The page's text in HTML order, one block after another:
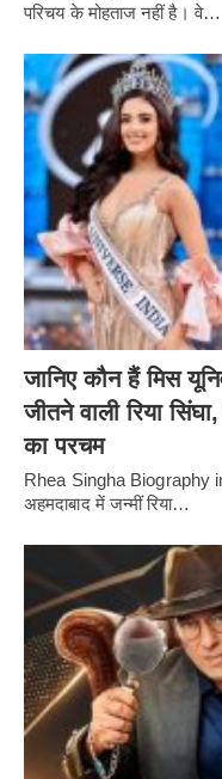
परिचय के मोहताज नहीं है। वे…
जानिए कौन हैं मिस
जीतने वाली रिया
का परचम
Rhea Singha Biography
अहमदाबाद में जन्मीं रिया…